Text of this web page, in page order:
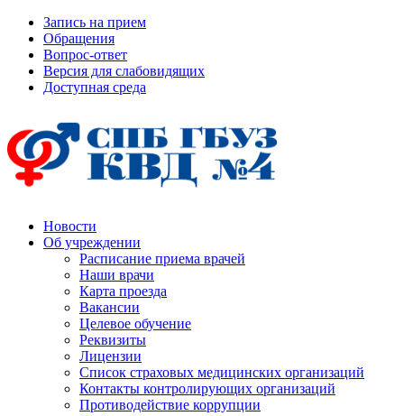
Запись на прием
Обращения
Вопрос-ответ
Версия для слабовидящих
Доступная среда
Новости
Об учреждении
Расписание приема врачей
Наши врачи
Карта проезда
Вакансии
Целевое обучение
Реквизиты
Лицензии
Список страховых медицинских организаций
Контакты контролирующих организаций
Противодействие коррупции